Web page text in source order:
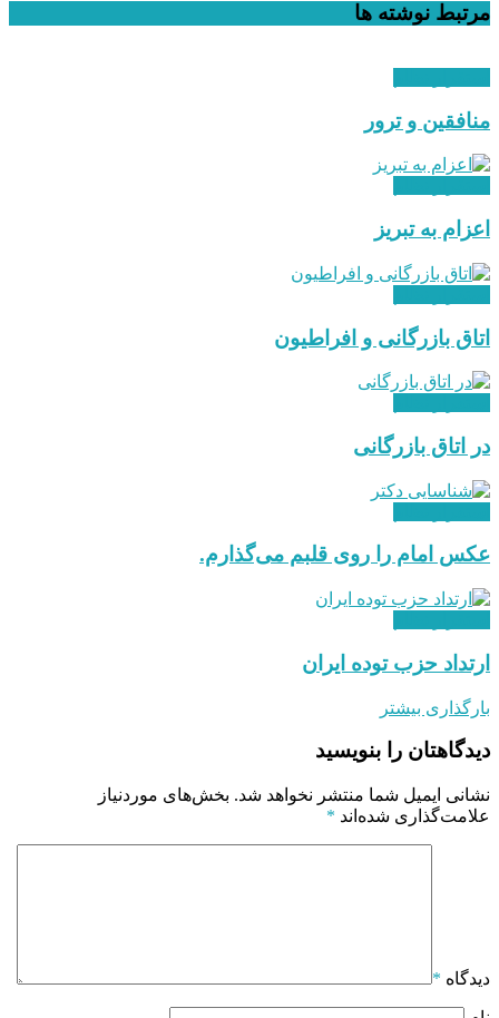
مرتبط نوشته ها
منافقین و ترور
اعزام به تبریز
اتاق بازرگانی و افراطیون
در اتاق بازرگانی
عکس امام را روی قلبم می‌گذارم.
ارتداد حزب توده ایران
بارگذاری بیشتر
دیدگاهتان را بنویسید
نشانی ایمیل شما منتشر نخواهد شد. بخش‌های موردنیاز
علامت‌گذاری شده‌اند *
دیدگاه *